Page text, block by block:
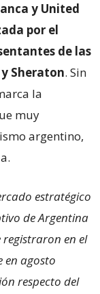
y United
por el
de las
Sheraton. Sin
la
muy
argentino,
estratégico
de Argentina
registraron en el
en agosto
respecto del